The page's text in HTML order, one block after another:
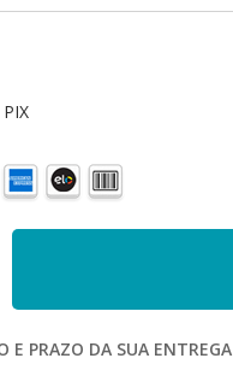
E PRAZO DA SUA ENTREGA